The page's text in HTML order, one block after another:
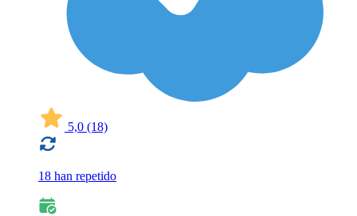
5,0 (18)
18 han repetido